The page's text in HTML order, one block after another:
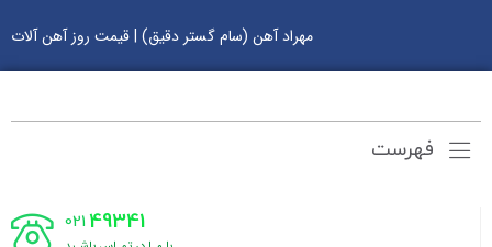
مهراد آهن (سام گستر دقیق) | قیمت روز آهن آلات
فهرست
49341
021